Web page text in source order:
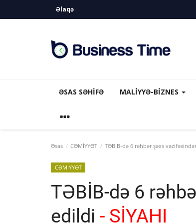
Əlaqə
ƏSAS SƏHIFƏ MALİYYƏ-BİZNES
Əsas CƏMİYYƏT TƏBİB-də 6 rəhbər şəxs
CƏMİYYƏT
TƏBİB-də 6
edildi - SİYAHI